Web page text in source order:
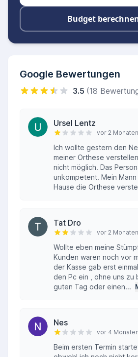
Budget
Google Bewertungen
3.5 (18
Ursel Lentz
vor 2 Monaten
Ich wollte gestern den
meiner Orthese
nicht möglich. Das
unkompetent. Mein
Hause die Orthese
Tat Dro
vor 2 Monaten
Wollte eben meine
Kunden waren noch vor
der Kasse gab erst
den Pc ein , ohne uns zu
guten Tag oder einen...
Nes
vor 4 Monaten
Beim ersten Termin